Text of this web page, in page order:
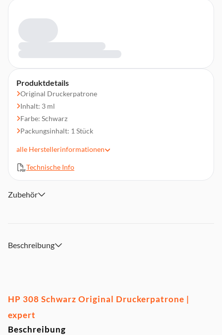
Produktdetails
Original Druckerpatrone
Inhalt: 3 ml
Farbe: Schwarz
Packungsinhalt: 1 Stück
Ideal für das Drucken zu Hause oder in kleinen
Erstklassige Qualität und Zuverlässigkeit
alle Herstellerinformationen
Technische Info
Zubehör
Beschreibung
HP 308 Schwarz Original Druckerpatrone |
expert
Beschreibung